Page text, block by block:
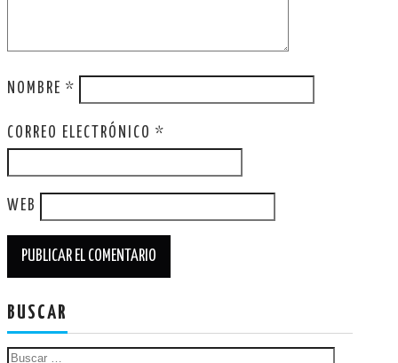
NOMBRE *
CORREO ELECTRÓNICO *
WEB
BUSCAR